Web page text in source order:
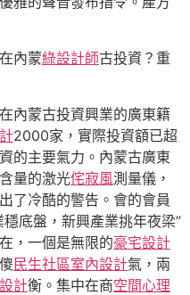
內蒙綠設計師古投資？重
內蒙古投資興業的廣東籍
2000家，實際投資額已超
的主要氣力。內蒙古廣東
量的激光侘寂風測量儀，
了冷酷的警告。會的會員
底盤，新興產業挑年夜梁”
，一個是無限的豪宅設計
民生社區室內設計氣，兩
計衡。集中在商空間心理